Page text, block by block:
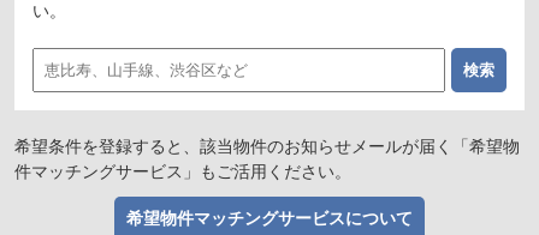
い。
希望条件を登録すると、該当物件のお知らせメールが届く「希望物
件マッチングサービス」もご活用ください。
希望物件マッチングサービスについて